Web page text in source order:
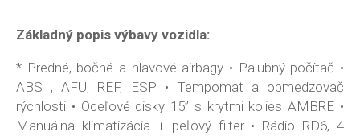
Základný popis výbavy vozidla:
* Predné, bočné a hlavové airbagy • Palubný počítač •
ABS , AFU, REF, ESP • Tempomat a obmedzovač
rýchlosti • Oceľové disky 15” s krytmi kolies AMBRE •
Manuálna klimatizácia + peľový filter • Rádio RD6, 4